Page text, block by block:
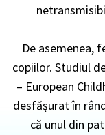
De asemenea,
copiilor. Studiul
– European
desfășurat în
că unul din